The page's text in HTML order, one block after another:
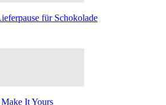
für Schokolade
It Yours